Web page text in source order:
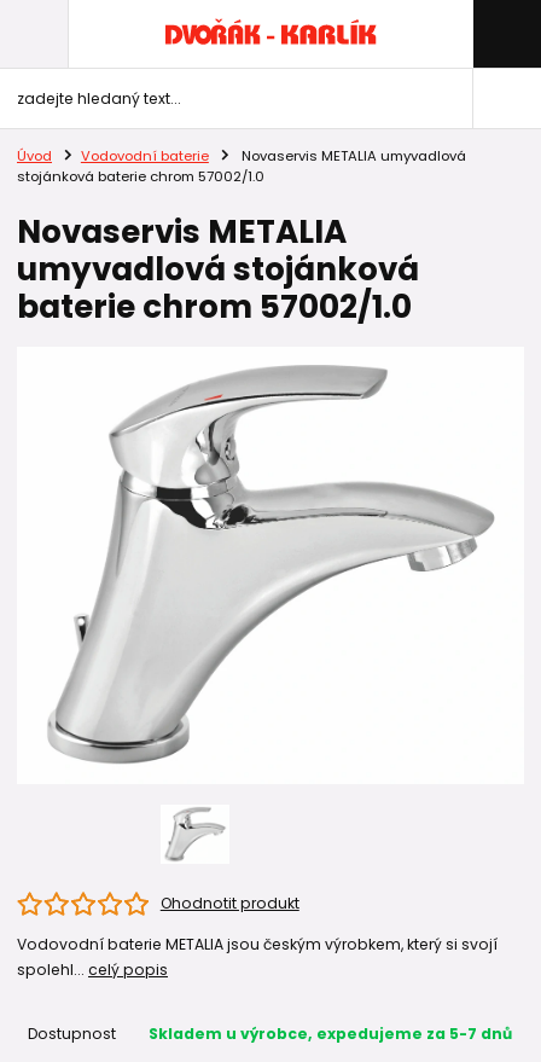
Úvod Vodovodní baterie
Novaservis METALIA umyvadlová
stojánková baterie chrom 57002/1.0
Novaservis METALIA
umyvadlová stojánková
baterie chrom 57002/1.0
Ohodnotit produkt
Vodovodní baterie METALIA jsou českým výrobkem, který si svojí
spolehl... celý popis
Dostupnost Skladem u výrobce, expedujeme za 5-7 dnů